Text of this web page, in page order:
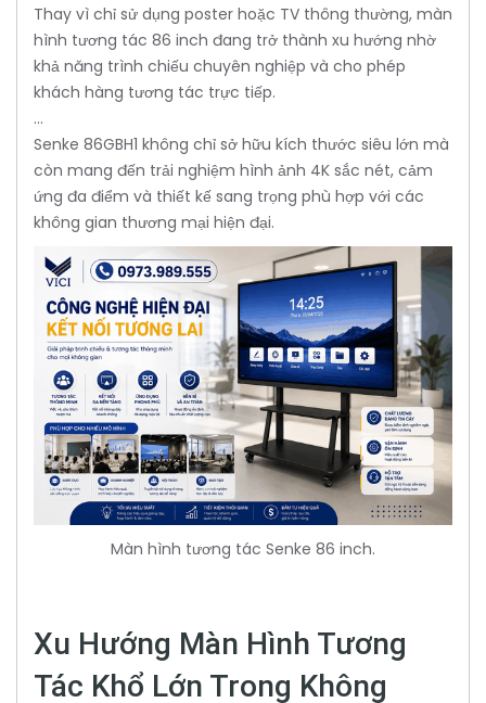
Thay vì chỉ sử dụng poster hoặc TV thông thường, màn
hình tương tác 86 inch đang trở thành xu hướng nhờ
khả năng trình chiếu chuyên nghiệp và cho phép
khách hàng tương tác trực tiếp.
...
Senke 86GBH1 không chỉ sở hữu kích thước siêu lớn mà
còn mang đến trải nghiệm hình ảnh 4K sắc nét, cảm
ứng đa điểm và thiết kế sang trọng phù hợp với các
không gian thương mại hiện đại.
Màn hình tương tác Senke 86 inch.
Xu Hướng Màn Hình Tương
Tác Khổ Lớn Trong Không